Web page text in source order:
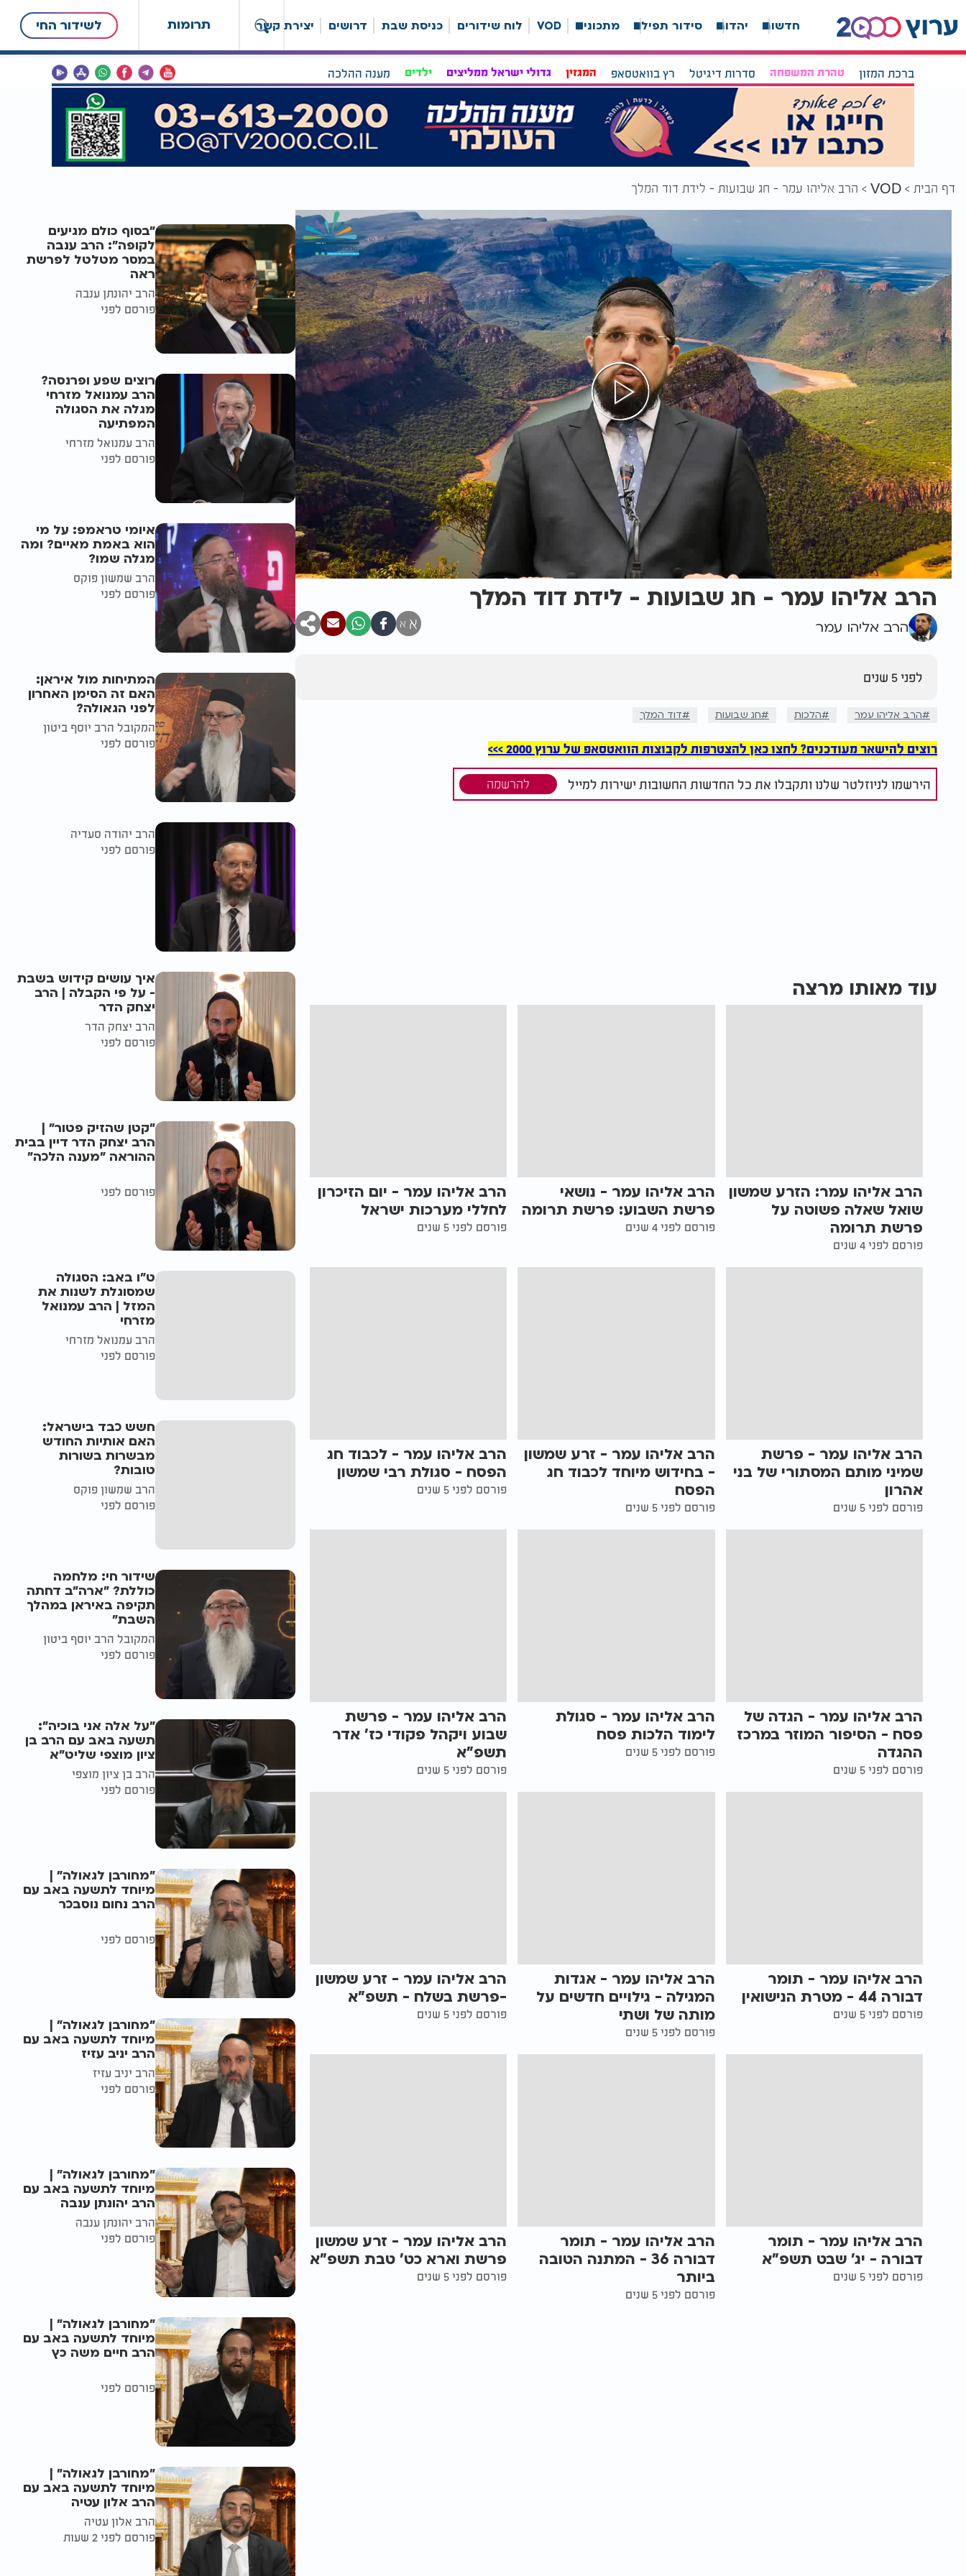
תרומות לשידור החי חדשות יהדות סידור תפילה מתכונים VOD לוח שידורים כניסת שבת דרושים יצירת קשר
ברכת המזון טהרת המשפחה סדרות דיגיטל רץ בוואטסאפ המגזין גדולי ישראל ממליצים ילדים מענה ההלכה
דף הבית VOD הרב אליהו עמר - חג שבועות - לידת דוד המלך
הרב אליהו עמר - חג שבועות - לידת דוד המלך
הרב אליהו עמר א א
לפני 5 שנים
הרב אליהו עמר הלכות חג שבועות דוד המלך
רוצים להישאר מעודכנים? לחצו כאן להצטרפות לקבוצות הוואטסאפ של ערוץ 2000 >>>
הירשמו לניוזלטר שלנו ותקבלו את כל החדשות החשובות ישירות למייל להרשמה
עוד מאותו מרצה
הרב אליהו עמר: הזרע שמשון
שואל שאלה פשוטה על
פרשת תרומה
פורסם לפני 4 שנים
הרב אליהו עמר - נושאי
פרשת השבוע: פרשת תרומה
פורסם לפני 4 שנים
הרב אליהו עמר - יום הזיכרון
לחללי מערכות ישראל
פורסם לפני 5 שנים
הרב אליהו עמר - פרשת
שמיני מותם המסתורי של בני
אהרון
פורסם לפני 5 שנים
הרב אליהו עמר - זרע שמשון
- בחידוש מיוחד לכבוד חג
הפסח
פורסם לפני 5 שנים
הרב אליהו עמר - לכבוד חג
הפסח - סגולת רבי שמשון
פורסם לפני 5 שנים
הרב אליהו עמר - הגדה של
פסח - הסיפור המוזר במרכז
ההגדה
פורסם לפני 5 שנים
הרב אליהו עמר - סגולת
לימוד הלכות פסח
פורסם לפני 5 שנים
הרב אליהו עמר - פרשת
שבוע ויקהל פקודי כז’ אדר
תשפ"א
פורסם לפני 5 שנים
הרב אליהו עמר - תומר
דבורה 44 - מטרת הנישואין
פורסם לפני 5 שנים
הרב אליהו עמר - אגדות
המגילה - גילויים חדשים על
מותה של ושתי
פורסם לפני 5 שנים
הרב אליהו עמר - זרע שמשון
-פרשת בשלח - תשפ"א
פורסם לפני 5 שנים
הרב אליהו עמר - תומר
דבורה - יג' שבט תשפ"א
פורסם לפני 5 שנים
הרב אליהו עמר - תומר
דבורה 36 - המתנה הטובה
ביותר
פורסם לפני 5 שנים
הרב אליהו עמר - זרע שמשון
פרשת וארא כט' טבת תשפ"א
פורסם לפני 5 שנים
"בסוף כולם מגיעים
לקופה": הרב ענבה
במסר מטלטל לפרשת
ראה
הרב יהונתן ענבה
פורסם לפני
רוצים שפע ופרנסה?
הרב עמנואל מזרחי
מגלה את הסגולה
המפתיעה
הרב עמנואל מזרחי
פורסם לפני
איומי טראמפ: על מי
הוא באמת מאיים? ומה
מגלה שמו?
הרב שמשון פוקס
פורסם לפני
המתיחות מול איראן:
האם זה הסימן האחרון
לפני הגאולה?
המקובל הרב יוסף ביטון
פורסם לפני
הרב יהודה סעדיה
פורסם לפני
איך עושים קידוש בשבת
- על פי הקבלה | הרב
יצחק הדר
הרב יצחק הדר
פורסם לפני
"קטן שהזיק פטור" |
הרב יצחק הדר דיין בבית
ההוראה "מענה הלכה"
פורסם לפני
ט"ו באב: הסגולה
שמסוגלת לשנות את
המזל | הרב עמנואל
מזרחי
הרב עמנואל מזרחי
פורסם לפני
חשש כבד בישראל:
האם אותיות החודש
מבשרות בשורות
טובות?
הרב שמשון פוקס
פורסם לפני
שידור חי: מלחמה
כוללת? ״ארה"ב דחתה
תקיפה באיראן במהלך
השבת״
המקובל הרב יוסף ביטון
פורסם לפני
"על אלה אני בוכיה":
תשעה באב עם הרב בן
ציון מוצפי שליט"א
הרב בן ציון מוצפי
פורסם לפני
"מחורבן לגאולה" |
מיוחד לתשעה באב עם
הרב נחום נוסבכר
פורסם לפני
"מחורבן לגאולה" |
מיוחד לתשעה באב עם
הרב יניב עזיז
הרב יניב עזיז
פורסם לפני
"מחורבן לגאולה" |
מיוחד לתשעה באב עם
הרב יהונתן ענבה
הרב יהונתן ענבה
פורסם לפני
"מחורבן לגאולה" |
מיוחד לתשעה באב עם
הרב חיים משה כץ
פורסם לפני
"מחורבן לגאולה" |
מיוחד לתשעה באב עם
הרב אלון עטיה
הרב אלון עטיה
פורסם לפני 2 שעות